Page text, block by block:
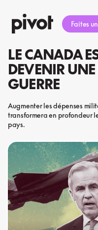
au
contenu
Faites
LE CANADA
DEVENIR
GUERRE
Augmenter les dépenses
transformera en profondeur
pays.